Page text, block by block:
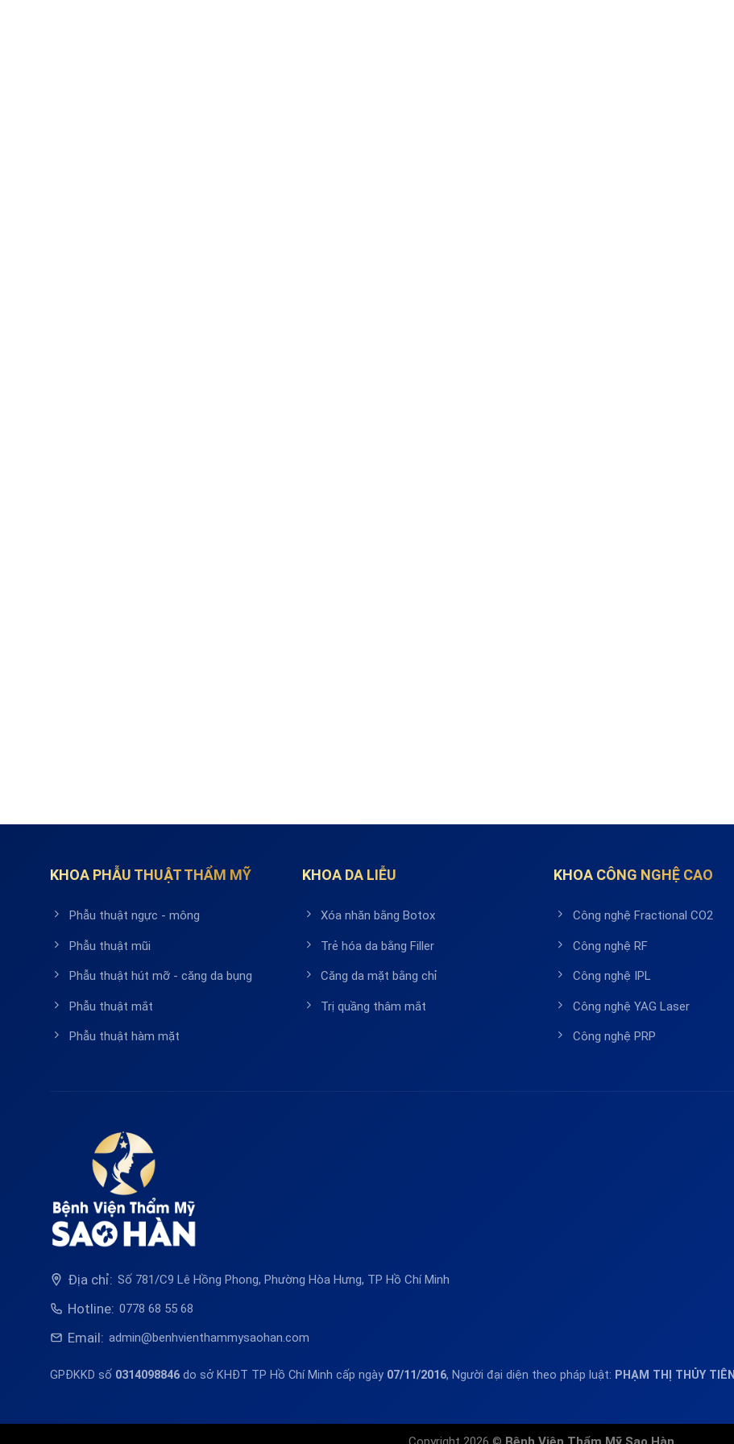
KHOA PHẪU THUẬT THẨM MỸ
Phẫu thuật ngực - mông
Phẫu thuật mũi
Phẫu thuật hút mỡ - căng da bụng
Phẫu thuật mắt
Phẫu thuật hàm mặt
KHOA DA LIỄU
Xóa nhăn bằng Botox
Trẻ hóa da bằng Filler
Căng da mặt bằng chỉ
Trị quầng thâm mắt
KHOA CÔNG NGHỆ CAO
Công nghệ Fractional CO2
Công nghệ RF
Công nghệ IPL
Công nghệ YAG Laser
Công nghệ PRP
Địa chỉ: Số 781/C9 Lê Hồng Phong, Phường Hòa Hưng, TP Hồ Chí Minh
Hotline: 0778 68 55 68
Email: admin@benhvienthammysaohan.com
GPĐKKD số 0314098846 do sở KHĐT TP Hồ Chí Minh cấp ngày 07/11/2016, Người đại diện theo pháp luật: PHẠM THỊ THỦY TIÊN